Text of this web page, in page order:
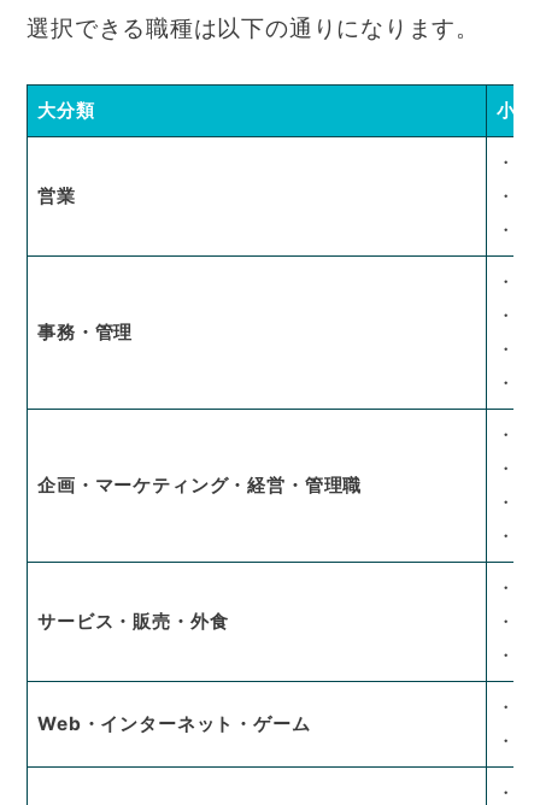
選択できる職種は以下の通りになります。
大分類 小分
営業
・
・
・
事務・管理
・
・
・
・
企画・マーケティング・経営・管理職
・
・
・
・
サービス・販売・外食
・
・
・
Web・インターネット・ゲーム
・
・
・